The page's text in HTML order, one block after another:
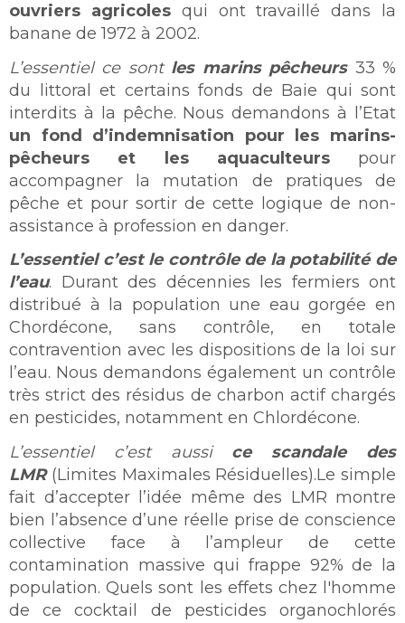
ouvriers agricoles qui ont travaillé dans la
banane de 1972 à 2002.
L’essentiel ce sont les marins pêcheurs 33 %
du littoral et certains fonds de Baie qui sont
interdits à la pêche. Nous demandons à l’Etat
un fond d’indemnisation pour les marins-
pêcheurs et les aquaculteurspour
accompagner la mutation de pratiques de
pêche et pour sortir de cette logique de non-
assistance à profession en danger.
L’essentiel c’est le contrôle de la potabilité de
l’eau. Durant des décennies les fermiers ont
distribué à la population une eau gorgée en
Chordécone, sans contrôle, en totale
contravention avec les dispositions de la loi sur
l’eau. Nous demandons également un contrôle
très strict des résidus de charbon actif chargés
en pesticides, notamment en Chlordécone.
L’essentiel c’est aussi ce scandale des
LMR (Limites Maximales Résiduelles).Le simple
fait d’accepter l’idée même des LMR montre
bien l’absence d’une réelle prise de conscience
collective face à l’ampleur de cette
contamination massive qui frappe 92% de la
population. Quels sont les effets chez l'homme
de ce cocktail de pesticides organochlorés